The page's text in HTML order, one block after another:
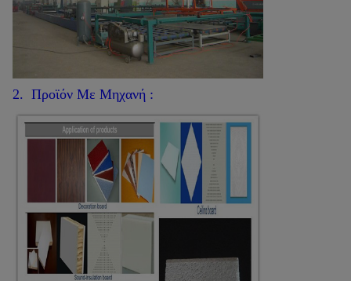
2. Προϊόν Με Μηχανή :